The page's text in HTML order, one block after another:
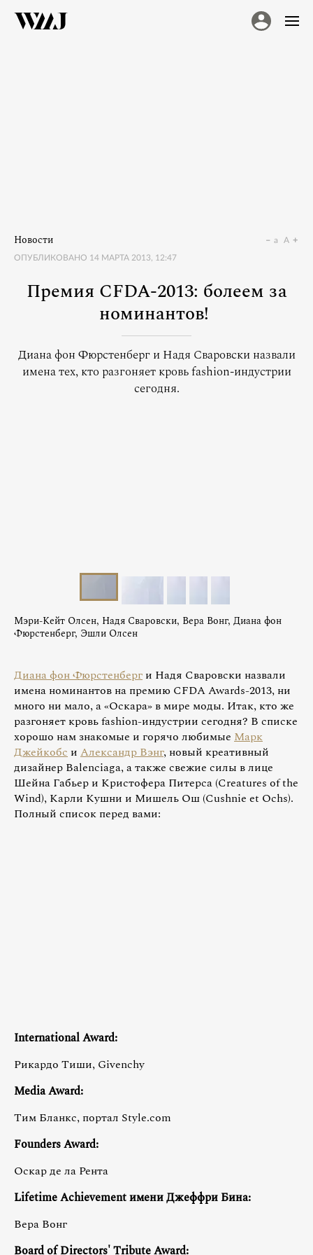
Новости
ОПУБЛИКОВАНО 14 МАРТА 2013, 12:47
a A
Премия CFDA-2013: болеем за
номинантов!
Диана фон Фюрстенберг и Надя Сваровски назвали
имена тех, кто разгоняет кровь fashion-индустрии
сегодня.
Мэри-Кейт Олсен, Надя Сваровски, Вера Вонг, Диана фон
Фюрстенберг, Эшли Олсен
Диана фон Фюрстенберг и Надя Сваровски назвали
имена номинантов на премию CFDA Awards-2013, ни
много ни мало, а «Оскара» в мире моды. Итак, кто же
разгоняет кровь fashion-индустрии сегодня? В списке
хорошо нам знакомые и горячо любимые Марк
Джейкобс и Александр Вэнг, новый креативный
дизайнер Balenciaga, а также свежие силы в лице
Шейна Габьер и Кристофера Питерса (Creatures of the
Wind), Карли Кушни и Мишель Ош (Cushnie et Ochs).
Полный список перед вами:
International Award:
Рикардо Тиши, Givenchy
Media Award:
Тим Бланкс, портал Style.com
Founders Award:
Оскар де ла Рента
Lifetime Achievement имени Джеффри Бина:
Вера Вонг
Board of Directors' Tribute Award: